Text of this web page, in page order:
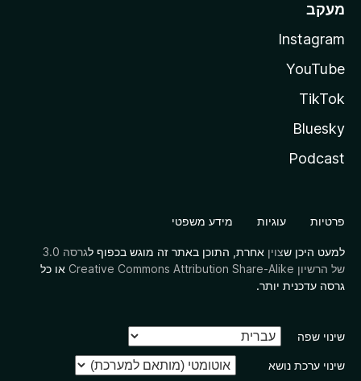
מעקב
Instagram
YouTube
TikTok
Bluesky
Podcast
פרטיות עוגיות מידע משפטי
למעט היכן שצוין אחרת, התוכן באתר זה מוגש בכפוף ל
גרסה 3.0
של הרשיון Creative Commons Attribution Share-Alike
או כל
גרסה עדכנית יותר.
שינוי שפה
שינוי ערכת נושא